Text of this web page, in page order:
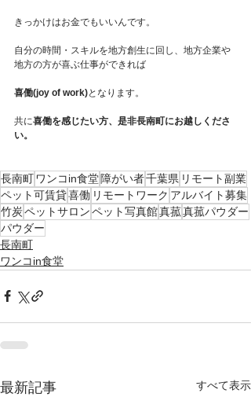
きっかけはお金でもいいんです。
自分の時間・スキルを地方創生に回し、地方企業や
地方の方が喜ぶ仕事ができれば
喜働(joy of work)となります。
共に喜働を感じたい方、是非長南町にお越しくださ
い。
長南町ワンコin食堂障がい者千葉県 リモート副業
ペット可賃貸喜働 リモートワーク アルバイト募集
竹炭ペットサロンペット写真館真菰真菰パウダー
パウダー
長南町
ワンコin食堂
最新記事 すべて表示